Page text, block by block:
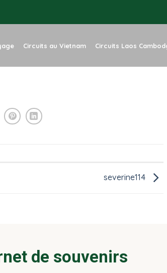
Circuits au Vietnam Circuits Laos
severine114
de souvenirs